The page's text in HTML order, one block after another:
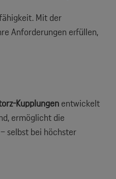
Mit der
Anforderungen erfüllen,
Kupplungenentwickelt
ermöglicht die
selbst bei höchster